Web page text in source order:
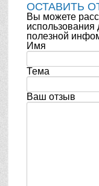
ОСТАВИТЬ
Вы можете
использования
полезной
Имя
Тема
Ваш отзыв